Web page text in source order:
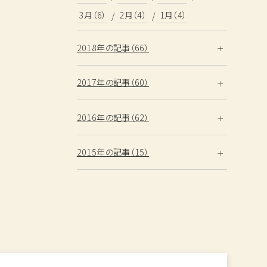
3月（6）
2月（4） 1月（4）
2018年の記事（66）
2017年の記事（60）
2016年の記事（62）
2015年の記事（15）